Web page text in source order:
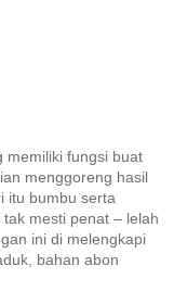
memiliki fungsi buat
menggoreng hasil
itu bumbu serta
mesti penat – lelah
ini di melengkapi
bahan abon